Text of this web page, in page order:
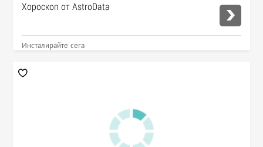
Хороскоп от AstroData
Инсталирайте сега